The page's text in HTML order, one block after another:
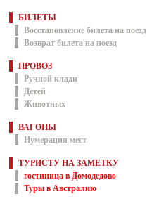
БИЛЕТЫ
Восстановление билета на поезд
Возврат билета на поезд
ПРОВОЗ
Ручной клади
Детей
Животных
ВАГОНЫ
Нумерация мест
ТУРИСТУ НА ЗАМЕТКУ
гостиница в Домодедово
Туры в Австралию